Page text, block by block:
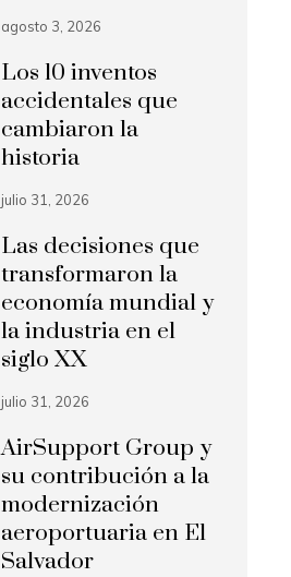
agosto 3, 2026
Los 10 inventos
accidentales que
cambiaron la
historia
julio 31, 2026
Las decisiones que
transformaron la
economía mundial y
la industria en el
siglo XX
julio 31, 2026
AirSupport Group y
su contribución a la
modernización
aeroportuaria en El
Salvador